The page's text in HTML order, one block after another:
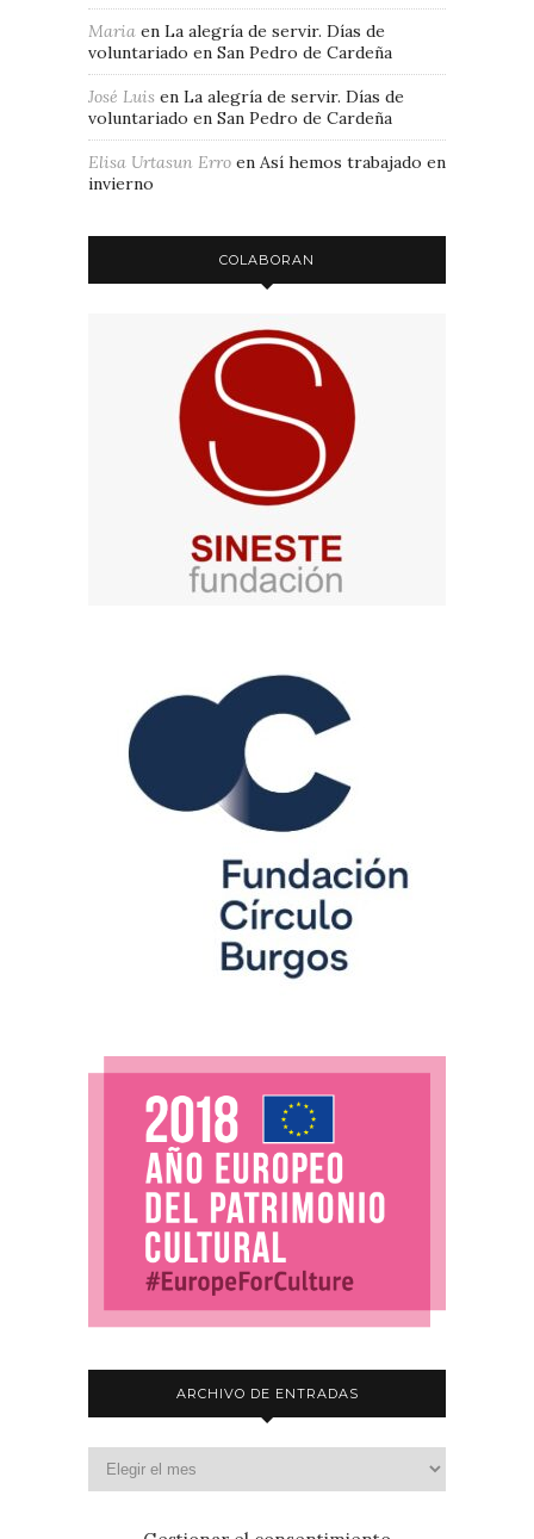
Maria en La alegría de servir. Días de
voluntariado en San Pedro de Cardeña
José Luis en La alegría de servir. Días de
voluntariado en San Pedro de Cardeña
Elisa Urtasun Erro en Así hemos trabajado en
invierno
COLABORAN
ARCHIVO DE ENTRADAS